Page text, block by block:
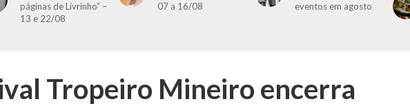
páginas de Livrinho” –
13 e 22/08
07 a 16/08
eventos em agosto
Tropeiro Mineiro encerra